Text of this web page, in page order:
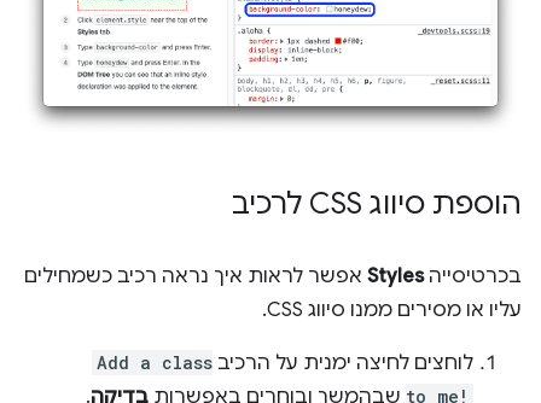
הוספת סיווג CSS לרכיב
בכרטיסייהStyles אפשר לראות איך נראה רכיב כשמחילים
עליו או מסירים ממנו סיווג CSS.
לוחצים לחיצה ימנית על הרכיב Add a class
to me! שבהמשך ובוחרים באפשרות בדיקה.